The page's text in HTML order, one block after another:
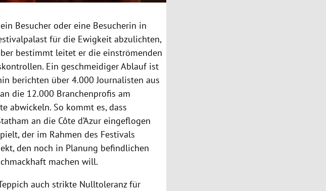
Besucher oder eine Besucherin in
für die Ewigkeit abzulichten,
bestimmt leitet er die einströmenden
Ein geschmeidiger Ablauf ist
berichten über 4.000 Journalisten aus
die 12.000 Branchenprofis am
abwickeln. So kommt es, dass
an die Côte d’Azur eingeflogen
der im Rahmen des Festivals
den noch in Planung befindlichen
machen will.
auch strikte Nulltoleranz für